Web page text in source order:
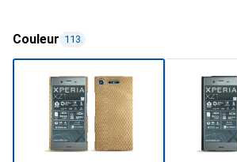
Couleur 113